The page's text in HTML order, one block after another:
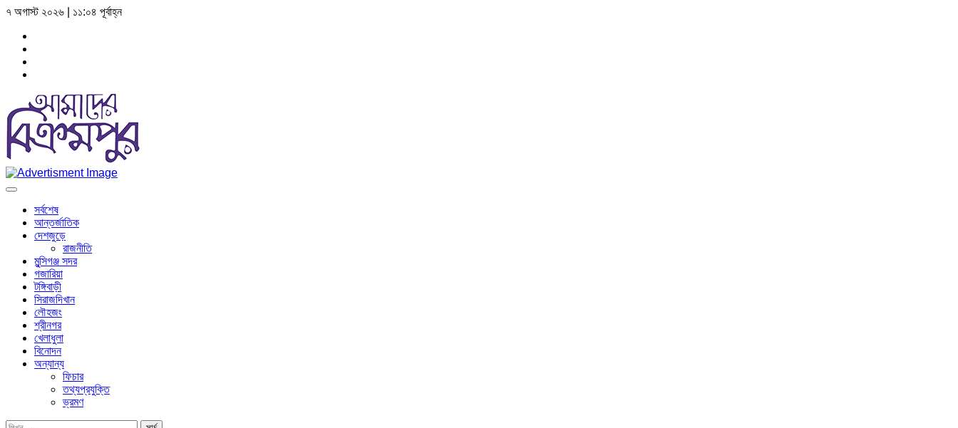
৭ অগাস্ট ২০২৬ | ১১:০৪ পূর্বাহ্ন
সর্বশেষ
আন্তর্জাতিক
দেশজুড়ে
রাজনীতি
মুন্সিগঞ্জ সদর
গজারিয়া
টঙ্গিবাড়ী
সিরাজদিখান
লৌহজং
শ্রীনগর
খেলাধুলা
বিনোদন
অন্যান্য
ফিচার
তথ্যপ্রযুক্তি
ভ্রমণ